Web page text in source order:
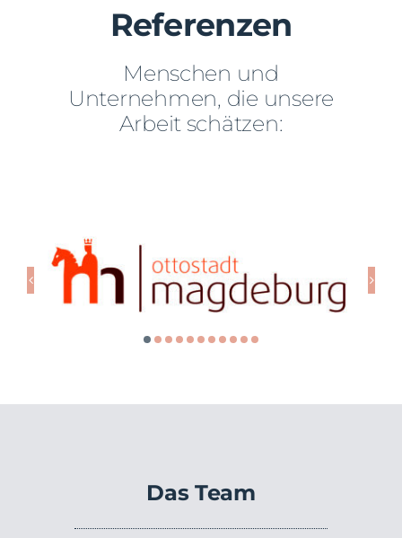
Referenzen
Menschen und
Unternehmen, die unsere
Arbeit schätzen:
Das Team